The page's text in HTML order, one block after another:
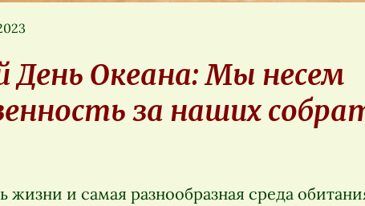
День Океана: Мы несем
за наших
и самая разнообразная среда